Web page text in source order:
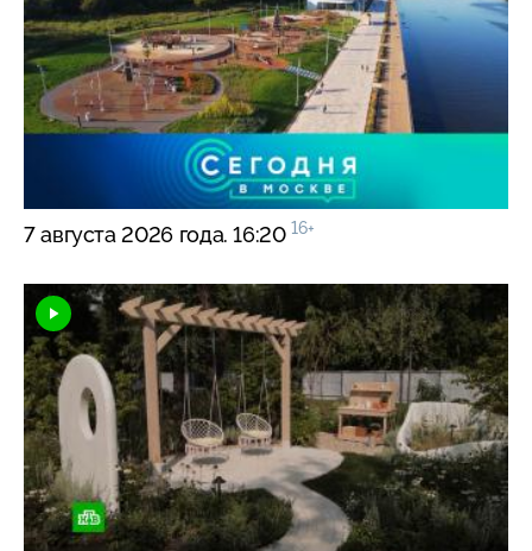
7 августа 2026 года. 16:20 16+